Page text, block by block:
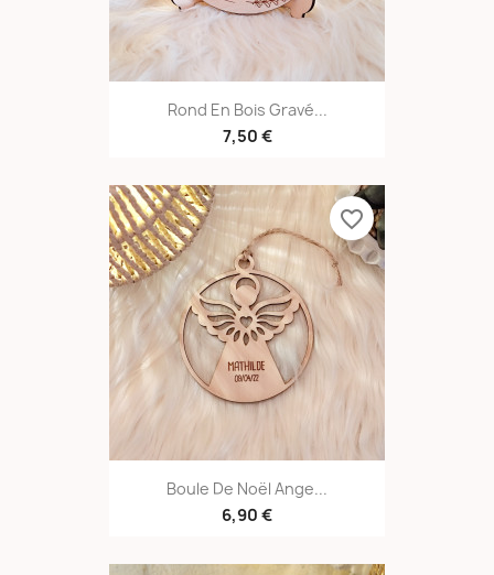
Rond En Bois Gravé...
7,50 €
Boule De Noël Ange...
6,90 €
favorite_border